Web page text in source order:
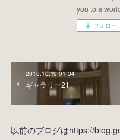
you to a
フォロー
2018.10.19 01:34
ギャラリー21
以前のブログはhttps://